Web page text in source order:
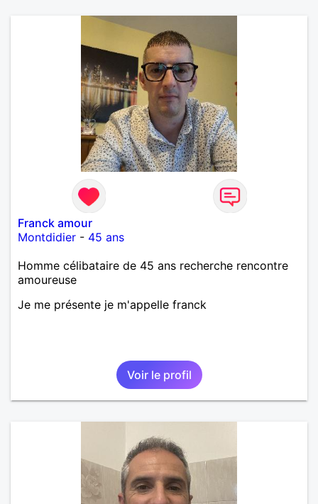
Franck amour
Montdidier - 45 ans
Homme célibataire de 45 ans recherche rencontre
amoureuse
Je me présente je m'appelle franck
Voir le profil